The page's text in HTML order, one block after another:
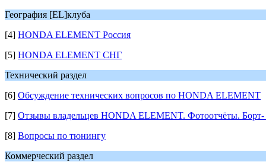
География [EL]клуба
[4] HONDA ELEMENT Россия
[5] HONDA ELEMENT СНГ
Технический раздел
[6] Обсуждение технических вопросов по HONDA ELEMENT
[7] Отзывы владельцев HONDA ELEMENT. Фотоотчёты. Борт-
[8] Вопросы по тюнингу
Коммерческий раздел